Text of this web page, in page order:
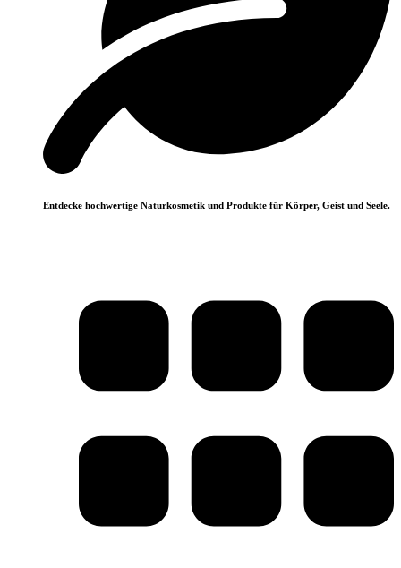
Entdecke hochwertige Naturkosmetik und Produkte für Körper, Geist und Seele.